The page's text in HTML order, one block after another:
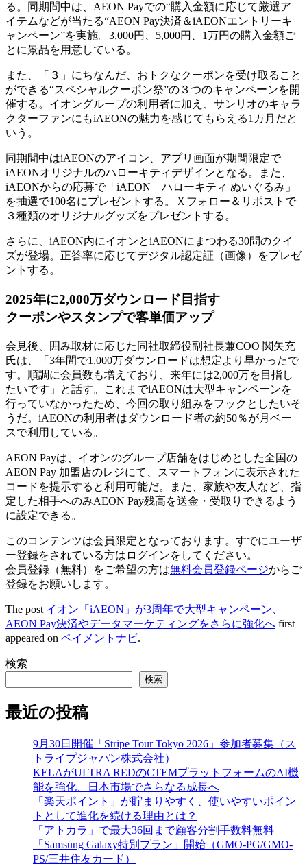
る。同期間中は、AEON Payでの“購入金額に応じて厳選ア
イテムなどが当たる“AEON Pay決済＆iAEONエントリーキ
ャンペーン”を実施。3,000円、5,000円、1万円の購入金額ご
とに景品を用意している。
また、「３」にちなんだ、おトクなクーポンを受け取ること
ができる“スペシャルクーポン祭”の３つのキャンペーンを開
催する。イオングループの利用者に加え、サンリオのキャラ
クターファンにもiAEONの魅力を感じてもらえる1カ月だと
いう。
同期間中はiAEONのアイコン、アプリ画面が期間限定で
iAEONオリジナルのハローキティデザインとなる。また、
iAEONからの応募で「iAEON ハローキティ ぬいぐるみ」
を抽選で100名にプレゼントする。Ｘフォロー＆リポストで
３種類のオリジナルグッズをプレゼントする。
さらに、iAEON内にイオンとiAEONにまつわる30問のクイ
ズが登場。正答率に応じてデジタル認定証（画像）をプレゼ
ントする。
2025年に2,000万ダウンロード目指す
クーポンやスタンプで客単価アップ
会見後、囲み取材に応じた同社取締役副社長兼COO 関矢充
氏は、「3年間で1,000万ダウンロードは想定より早かったで
す。順調に会員数も増えており、来年には2,000万を目指し
たいです」と話す。これまでiAEONは大型キャンペーンを
行っていなかったため、今回の取り組みをフックとしたいそ
うだ。iAEONの利用者はダウンロード者の約50％が月ベー
スで利用している。
AEON Payは、イオンのグループ店舗をはじめとした全国の
AEON Pay 加盟店のレジにて、スマートフォンに表示された
コードを提示すると利用可能だ。また、家族や友人など、指
定した相手へのみAEON Pay残高を送金・受取りできるよう
に設定できる。
このコンテンツは会員限定となっております。すでにユーザ
ー登録をされている方はログインをしてください。
会員登録（無料）をご希望の方は無料会員登録ページからご
登録をお願いします。
The post イオン「iAEON」が3周年で大型キャンペーン、
AEON Pay決済やデータマーケティングをさらに強化へ first
appeared on ペイメントナビ.
検索
検索
最近の投稿
9月30日開催「Stripe Tour Tokyo 2026」参加者募集（ス
トライプジャパン株式会社）
KELAがULTRA REDのCTEMプラットフォームのAI機
能を強化、日本市場でさらなる成長へ
「楽天ポイント」が貯まりやすく、使いやすいポイン
トとして進化を続ける理由とは？
「アトカラ」で最大36回まで顧客分割手数料無料
「Samsung Galaxy特別プラン」開始（GMO-PG/GMO-
PS/三井住友カード）